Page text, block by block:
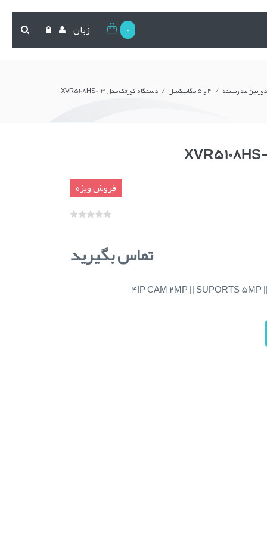
0 زبان
دوربین مداربسته / 4 و 5 مگاپیکسل / دستگاه کورتک مدل XVR5108HS-I3
فروش ویژه
تماس بگیرید